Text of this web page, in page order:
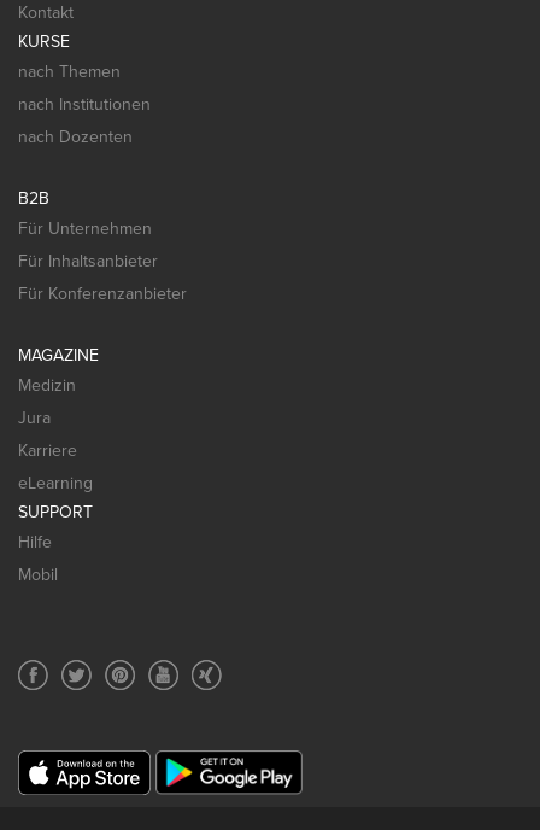
Kontakt
KURSE
nach Themen
nach Institutionen
nach Dozenten
B2B
Für Unternehmen
Für Inhaltsanbieter
Für Konferenzanbieter
MAGAZINE
Medizin
Jura
Karriere
eLearning
SUPPORT
Hilfe
Mobil